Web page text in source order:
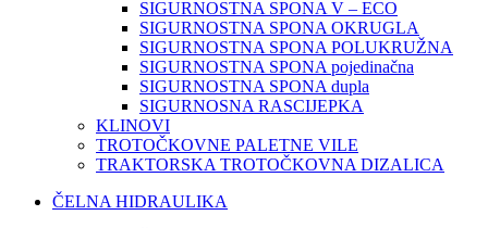
SIGURNOSTNA SPONA V – ECO
SIGURNOSTNA SPONA OKRUGLA
SIGURNOSTNA SPONA POLUKRUŽNA
SIGURNOSTNA SPONA pojedinačna
SIGURNOSTNA SPONA dupla
SIGURNOSNA RASCIJEPKA
KLINOVI
TROTOČKOVNE PALETNE VILE
TRAKTORSKA TROTOČKOVNA DIZALICA
ČELNA HIDRAULIKA